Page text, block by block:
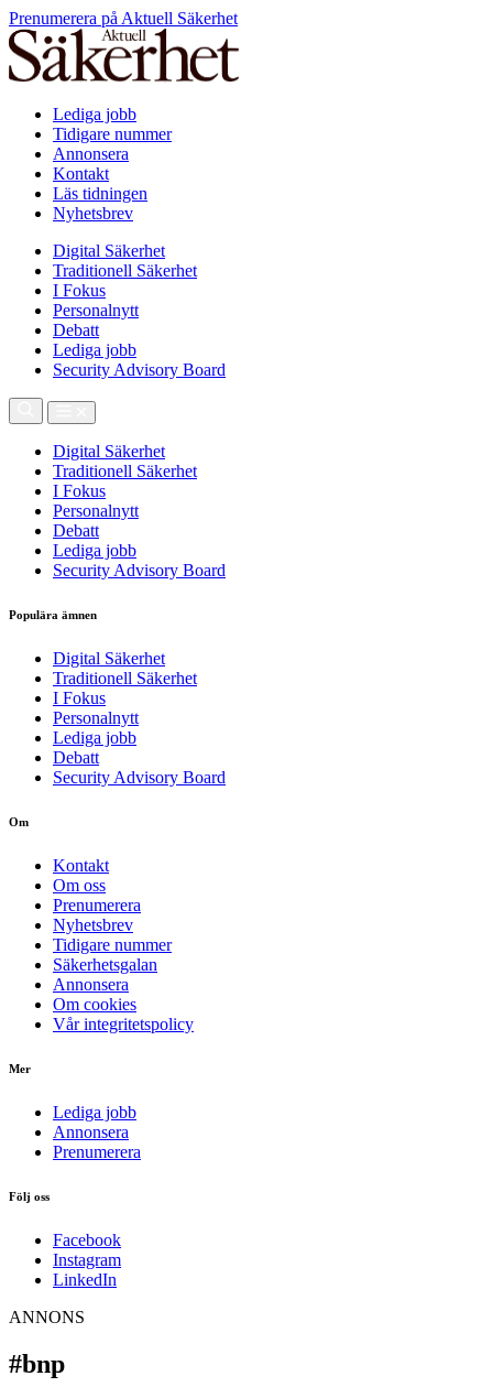
Prenumerera på Aktuell Säkerhet
Lediga jobb
Tidigare nummer
Annonsera
Kontakt
Läs tidningen
Nyhetsbrev
Digital Säkerhet
Traditionell Säkerhet
I Fokus
Personalnytt
Debatt
Lediga jobb
Security Advisory Board
Digital Säkerhet
Traditionell Säkerhet
I Fokus
Personalnytt
Debatt
Lediga jobb
Security Advisory Board
Populära ämnen
Digital Säkerhet
Traditionell Säkerhet
I Fokus
Personalnytt
Lediga jobb
Debatt
Security Advisory Board
Om
Kontakt
Om oss
Prenumerera
Nyhetsbrev
Tidigare nummer
Säkerhetsgalan
Annonsera
Om cookies
Vår integritetspolicy
Mer
Lediga jobb
Annonsera
Prenumerera
Följ oss
Facebook
Instagram
LinkedIn
ANNONS
#bnp